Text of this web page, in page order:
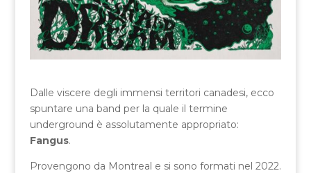
Dalle viscere degli immensi territori canadesi, ecco
spuntare una band per la quale il termine
underground è assolutamente appropriato:
Fangus.
Provengono da Montreal e si sono formati nel 2022.